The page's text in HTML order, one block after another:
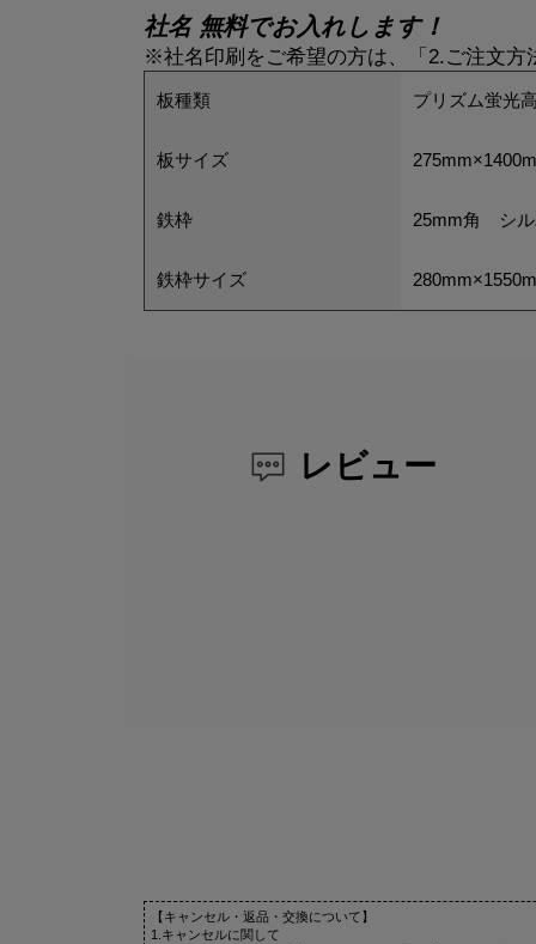
社名 無料でお入れします！
※社名印刷をご希望の方は、「2.ご注文方
板種類 プリズム蛍光
板サイズ
鉄枠 25mm角 シル
鉄枠サイズ
レビュー
【キャンセル・返品・交換について】
1.キャンセルに関して